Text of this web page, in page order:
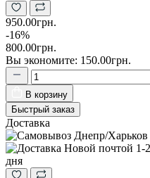
950.00грн.
-16%
800.00грн.
Вы экономите: 150.00грн.
В корзину
Быстрый заказ
Доставка
дня